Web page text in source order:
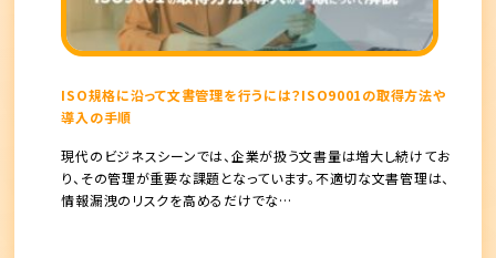
ISO規格に沿って文書管理を行うには？ISO9001の取得方法や
導入の手順
現代のビジネスシーンでは、企業が扱う文書量は増大し続けてお
り、その管理が重要な課題となっています。不適切な文書管理は、
情報漏洩のリスクを高めるだけでな…